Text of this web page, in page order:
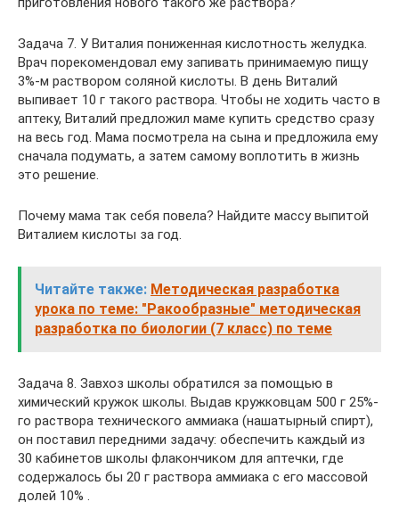
Задача 7. У Виталия пониженная кислотность желудка.
Врач порекомендовал ему запивать принимаемую пищу
3%-м раствором соляной кислоты. В день Виталий
выпивает 10 г такого раствора. Чтобы не ходить часто в
аптеку, Виталий предложил маме купить средство сразу
на весь год. Мама посмотрела на сына и предложила ему
сначала подумать, а затем самому воплотить в жизнь
это решение.
Почему мама так себя повела? Найдите массу выпитой
Виталием кислоты за год.
Читайте также: Методическая разработка
урока по теме: "Ракообразные" методическая
разработка по биологии (7 класс) по теме
Задача 8. Завхоз школы обратился за помощью в
химический кружок школы. Выдав кружковцам 500 г 25%-
го раствора технического аммиака (нашатырный спирт),
он поставил передними задачу: обеспечить каждый из
30 кабинетов школы флакончиком для аптечки, где
содержалось бы 20 г раствора аммиака с его массовой
долей 10% .